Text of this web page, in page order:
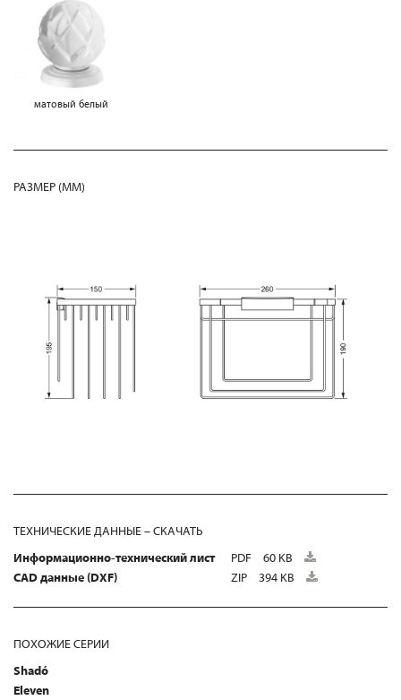
матовый белый
РАЗМЕР (MM)
ТЕХНИЧЕСКИЕ ДАННЫЕ – СКАЧАТЬ
Информационно-технический лист
PDF
60 KB
CAD данные (DXF)
ZIP 394 KB
ПОХОЖИЕ СЕРИИ
Shadó
Eleven